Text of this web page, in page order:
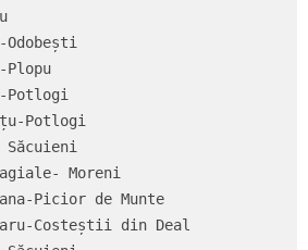
Plopu
Potlogi
Potlogi
Săcuieni
Moreni
Picior de Munte
Costeștii din Deal